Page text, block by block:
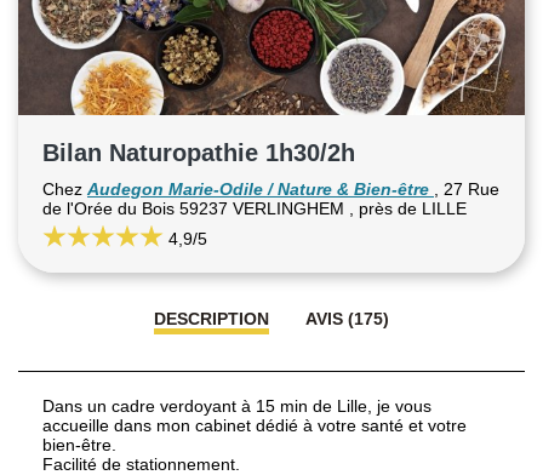
Bilan Naturopathie 1h30/2h
Chez Audegon Marie-Odile / Nature & Bien-être
, 27 Rue
de l'Orée du Bois 59237 VERLINGHEM , près de LILLE
4,9/5
DESCRIPTION AVIS (175)
Dans un cadre verdoyant à 15 min de Lille, je vous
accueille dans mon cabinet dédié à votre santé et votre
bien-être.
Facilité de stationnement.